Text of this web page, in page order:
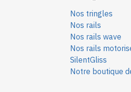
Nos tringles
Nos rails
Nos rails wave
Nos rails
SilentGliss
Notre boutique